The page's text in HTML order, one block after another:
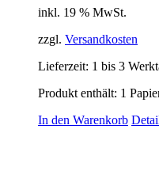
inkl. 19 % MwSt.
zzgl. Versandkosten
Lieferzeit: 1 bis 3
Produkt enthält: 1
In den Warenkorb